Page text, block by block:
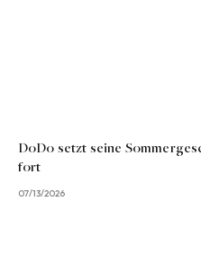
DoDo setzt seine
fort
07/13/2026